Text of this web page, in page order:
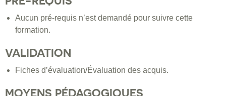
Aucun pré-requis n’est demandé pour suivre cette
formation.
VALIDATION
Fiches d’évaluation/Évaluation des acquis.
MOYENS PÉDAGOGIQUES